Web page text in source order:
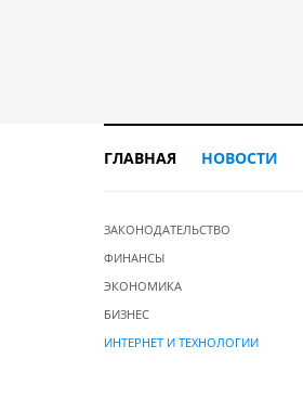
ГЛАВНАЯ НОВОСТИ
ЗАКОНОДАТЕЛЬСТВО
ФИНАНСЫ
ЭКОНОМИКА
БИЗНЕС
ИНТЕРНЕТ И ТЕХНОЛОГИИ